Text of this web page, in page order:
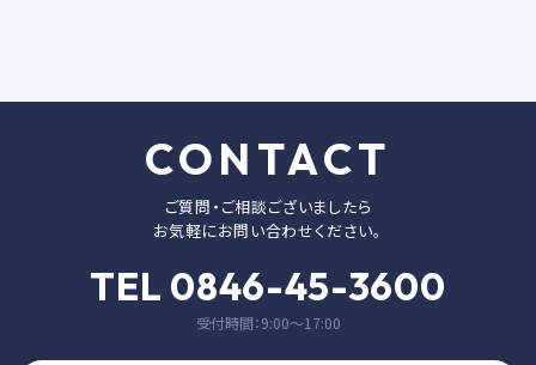
CONTACT
ご質問・ご相談ございましたら
お気軽にお問い合わせください。
TEL 0846-45-3600
受付時間：9:00〜17:00